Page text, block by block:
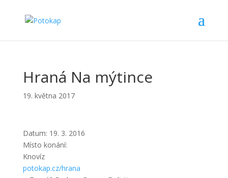
Hraná Na mýtince
19. května 2017
Datum: 19. 3. 2016
Místo konání:
Knovíz
potokap.cz/hrana